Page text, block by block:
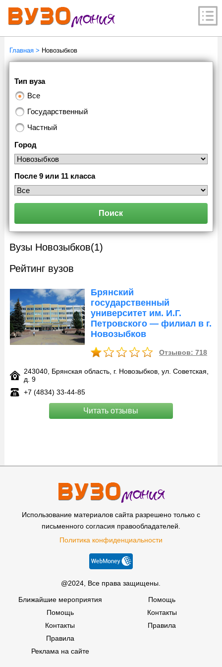
Главная> Новозыбков
Тип вуза
Все
Государственный
Частный
Город
После 9 или 11 класса
Поиск
Вузы Новозыбков(1)
Рейтинг вузов
Брянский
государственный
университет им. И.Г.
Петровского — филиал в г.
Новозыбков
Отзывов: 718
243040, Брянская область, г. Новозыбков, ул. Советская,
д. 9
+7 (4834) 33-44-85
Читать отзывы
Использование материалов сайта разрешено только с
письменного согласия правообладателей.
Политика конфиденциальности
@2024, Все права защищены.
Ближайшие мероприятия
Помощь
Контакты
Правила
Реклама на сайте
Помощь
Контакты
Правила